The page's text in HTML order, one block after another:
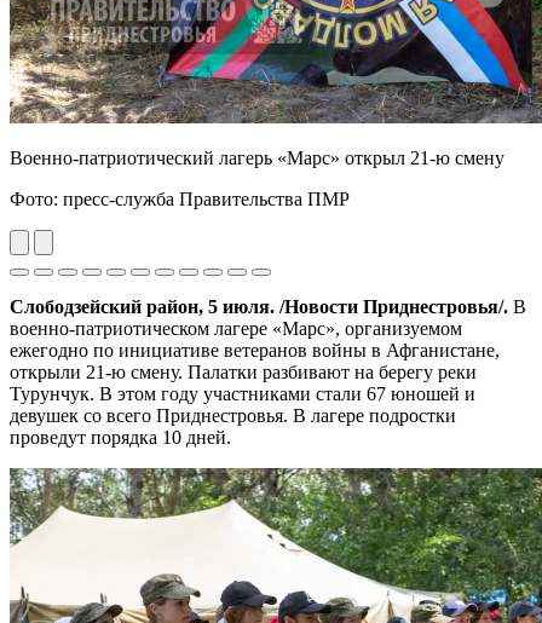
Военно-патриотический лагерь «Марс» открыл 21-ю смену
Фото: пресс-служба Правительства ПМР
Previous
Next
Слободзейский район, 5 июля. /Новости Приднестровья/. В
военно-патриотическом лагере «Марс», организуемом
ежегодно по инициативе ветеранов войны в Афганистане,
открыли 21-ю смену. Палатки разбивают на берегу реки
Турунчук. В этом году участниками стали 67 юношей и
девушек со всего Приднестровья. В лагере подростки
проведут порядка 10 дней.